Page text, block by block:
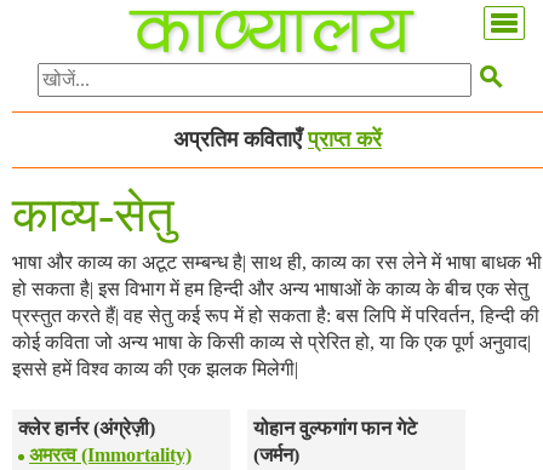

अप्रतिम कविताएँप्राप्त करें
काव्य-सेतु
भाषा और काव्य का अटूट सम्बन्ध है| साथ ही, काव्य का रस लेने में भाषा बाधक भी
हो सकता है| इस विभाग में हम हिन्दी और अन्य भाषाओं के काव्य के बीच एक सेतु
प्रस्तुत करते हैं| वह सेतु कई रूप में हो सकता है: बस लिपि में परिवर्तन, हिन्दी की
कोई कविता जो अन्य भाषा के किसी काव्य से प्रेरित हो, या कि एक पूर्ण अनुवाद|
इससे हमें विश्व काव्य की एक झलक मिलेगी|
क्लेर हार्नर (अंग्रेज़ी)
अमरत्व (Immortality)
योहान वुल्फगांग फान गेटे
(जर्मन)